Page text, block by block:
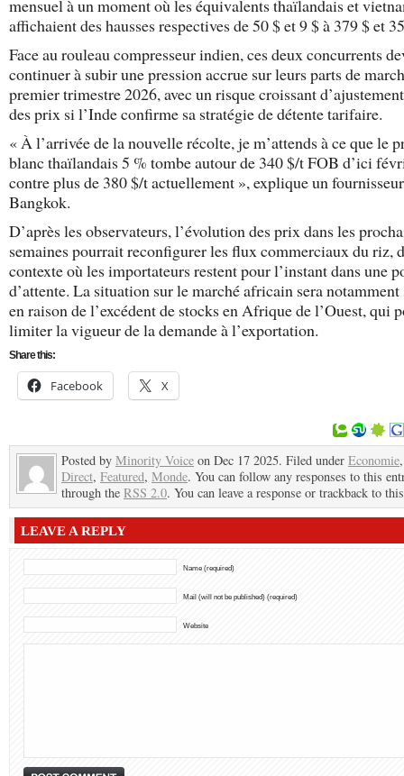
mensuel à un moment où les équivalents thaïlandais et
affichaient des hausses respectives de 50 $ et 9 $ à 379 $ et
Face au rouleau compresseur indien, ces deux concurrents
continuer à subir une pression accrue sur leurs parts de
premier trimestre 2026, avec un risque croissant
des prix si l’Inde confirme sa stratégie de détente tarifaire.
« À l’arrivée de la nouvelle récolte, je m’attends à ce que le
blanc thaïlandais 5 % tombe autour de 340 $/t FOB d’ici
contre plus de 380 $/t actuellement », explique un
Bangkok.
D’après les observateurs, l’évolution des prix dans les
semaines pourrait reconfigurer les flux commerciaux du riz,
contexte où les importateurs restent pour l’instant dans une
d’attente. La situation sur le marché africain sera notamment
en raison de l’excédent de stocks en Afrique de l’Ouest, qui
limiter la vigueur de la demande à l’exportation.
Share this:
Facebook X
Posted by Minority Voice on Dec 17 2025. Filed under Economie
Direct, Featured, Monde. You can follow any responses to this
through the RSS 2.0. You can leave a response or trackback to
LEAVE A REPLY
Name (required)
Mail (will not be published) (required)
Website